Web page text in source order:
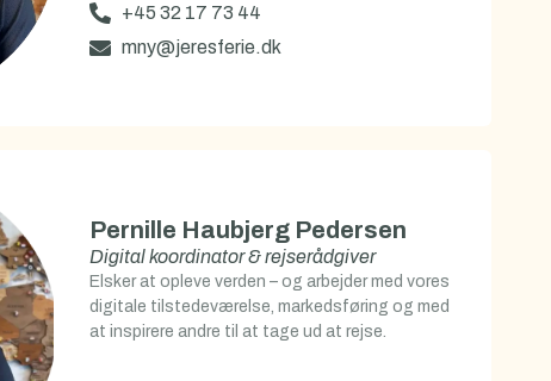
+45 32 17 73 44
mny@jeresferie.dk
Pernille Haubjerg Pedersen
Digital koordinator & rejserådgiver
Elsker at opleve verden – og arbejder med vores
digitale tilstedeværelse, markedsføring og med
at inspirere andre til at tage ud at rejse.